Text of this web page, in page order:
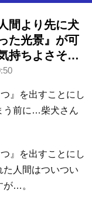
間より先に犬
た光景』が可
持ちよさそ
ｗ」
』を出すことにし
う前に…柴犬さん
』を出すことにし
た人間はついつい
が…。